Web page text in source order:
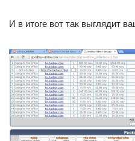
И в итоге вот так выглядит